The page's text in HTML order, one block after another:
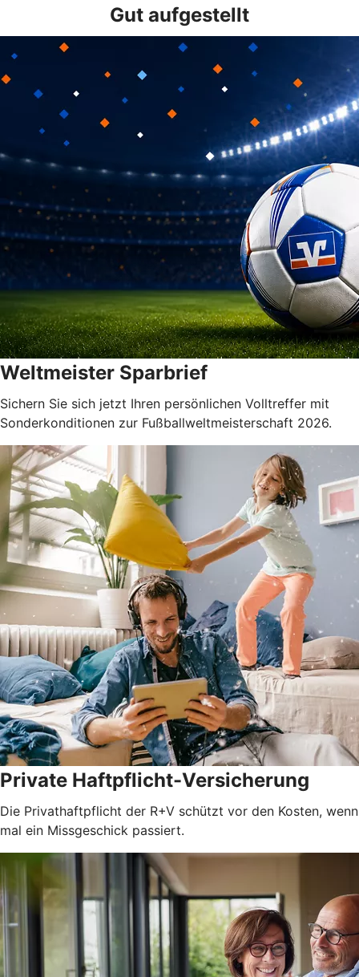
Gut aufgestellt
Weltmeister Sparbrief
Sichern Sie sich jetzt Ihren persönlichen Volltreffer mit
Sonderkonditionen zur Fußballweltmeisterschaft 2026.
Private Haftpflicht-Versicherung
Die Privathaftpflicht der R+V schützt vor den Kosten, wenn
mal ein Missgeschick passiert.